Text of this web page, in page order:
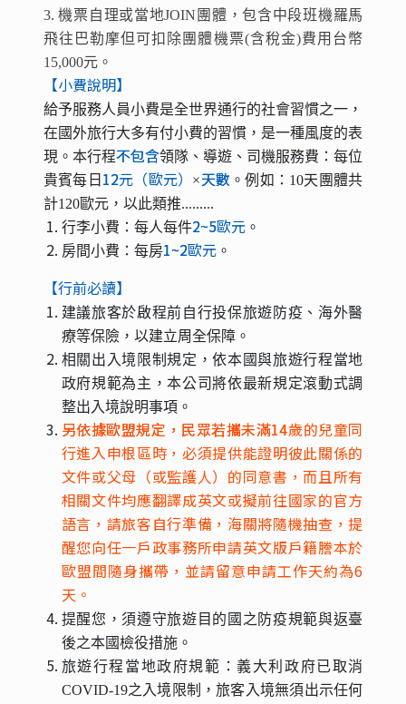
3. 機票自理或當地JOIN團體，包含中段班機羅馬
飛往 巴勒摩但可扣除團體機票(含稅金)費用台幣
15,000元。
【小費說明】
給予服務人員小費是全世界通行的社會習慣之一，
在國外旅行大多有付小費的習慣，是一種風度的表
現。本行程不包含領隊、導遊、司機服務費：每位
貴賓每日 12元（歐元） ×天數 。例如：10天團體共
計120歐元，以此類推.........
行李小費：每人每件2~5歐元。
房間小費：每房1~2歐元。
【行前必讀】
建議旅客於啟程前自行投保旅遊防疫、海外醫
療等保險，以建立周全保障。
相關出入境限制規定，依本國與旅遊行程當地
政府規範為主，本公司將依最新規定滾動式調
整出入境說明事項。
另依據歐盟規定，民眾若攜未滿14歲的兒童同
行進入申根區時，必須提供能證明彼此關係的
文件或父母（或監護人）的同意書，而且所有
相關文件均應翻譯成英文或擬前往國家的官方
語言，請旅客自行準備，海關將隨機抽查，提
醒您向任一戶政事務所申請英文版戶籍謄本於
歐盟間隨身攜帶，並請留意申請工作天約為6
天。
提醒您，須遵守旅遊目的國之防疫規範與返臺
後之本國檢役措施。
旅遊行程當地政府規範：義大利政府已取消
COVID-19之入境限制，旅客入境無須出示任何